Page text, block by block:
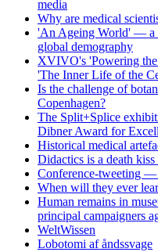
media
Why are medical
'An Ageing World' — a
global demography
XVIVO's 'Powering
'The Inner Life of the
Is the challenge of
Copenhagen?
The Split+Splice
Dibner Award for
Historical medical
Didactics is a death kiss
Conference-tweeting —
When will they ever
Human remains in
principal campaigners
WeltWissen
Lobotomi af åndssvage